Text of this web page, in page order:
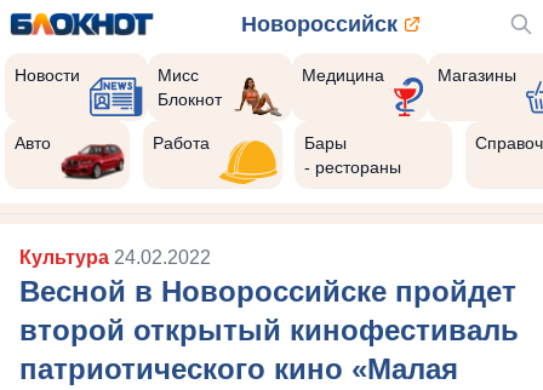
Новороссийск
Новости
Мисс
Блокнот
Медицина Магазины
Авто Работа
Бары
- рестораны
Культура 24.02.2022
Весной в Новороссийске пройдет
второй открытый кинофестиваль
патриотического кино «Малая